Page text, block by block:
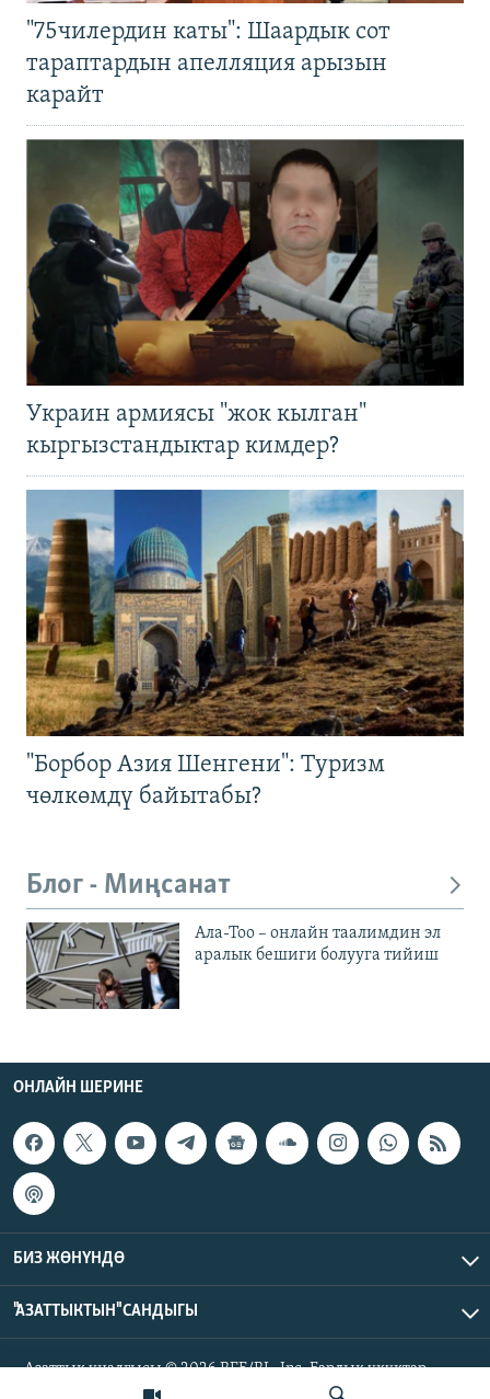
"75чилердин каты": Шаардык сот
тараптардын апелляция арызын
карайт
Украин армиясы "жок кылган"
кыргызстандыктар кимдер?
"Борбор Азия Шенгени": Туризм
чөлкөмдү байытабы?
Блог - Миңсанат
Ала-Тоо – онлайн таалимдин эл
аралык бешиги болууга тийиш
ОНЛАЙН ШЕРИНЕ
БИЗ ЖӨНҮНДӨ
"АЗАТТЫКТЫН" САНДЫГЫ
Азаттык үналгысы © 2026 RFE/RL, Inc. Бардык укуктар